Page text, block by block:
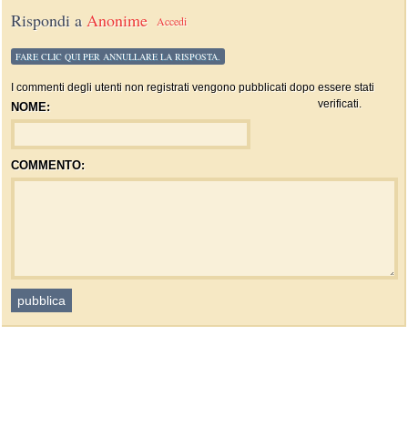
Rispondi aAnonime Accedi
FARE CLIC QUI PER ANNULLARE LA RISPOSTA.
I commenti degli utenti non registrati vengono pubblicati dopo essere stati
verificati.
NOME:
COMMENTO: